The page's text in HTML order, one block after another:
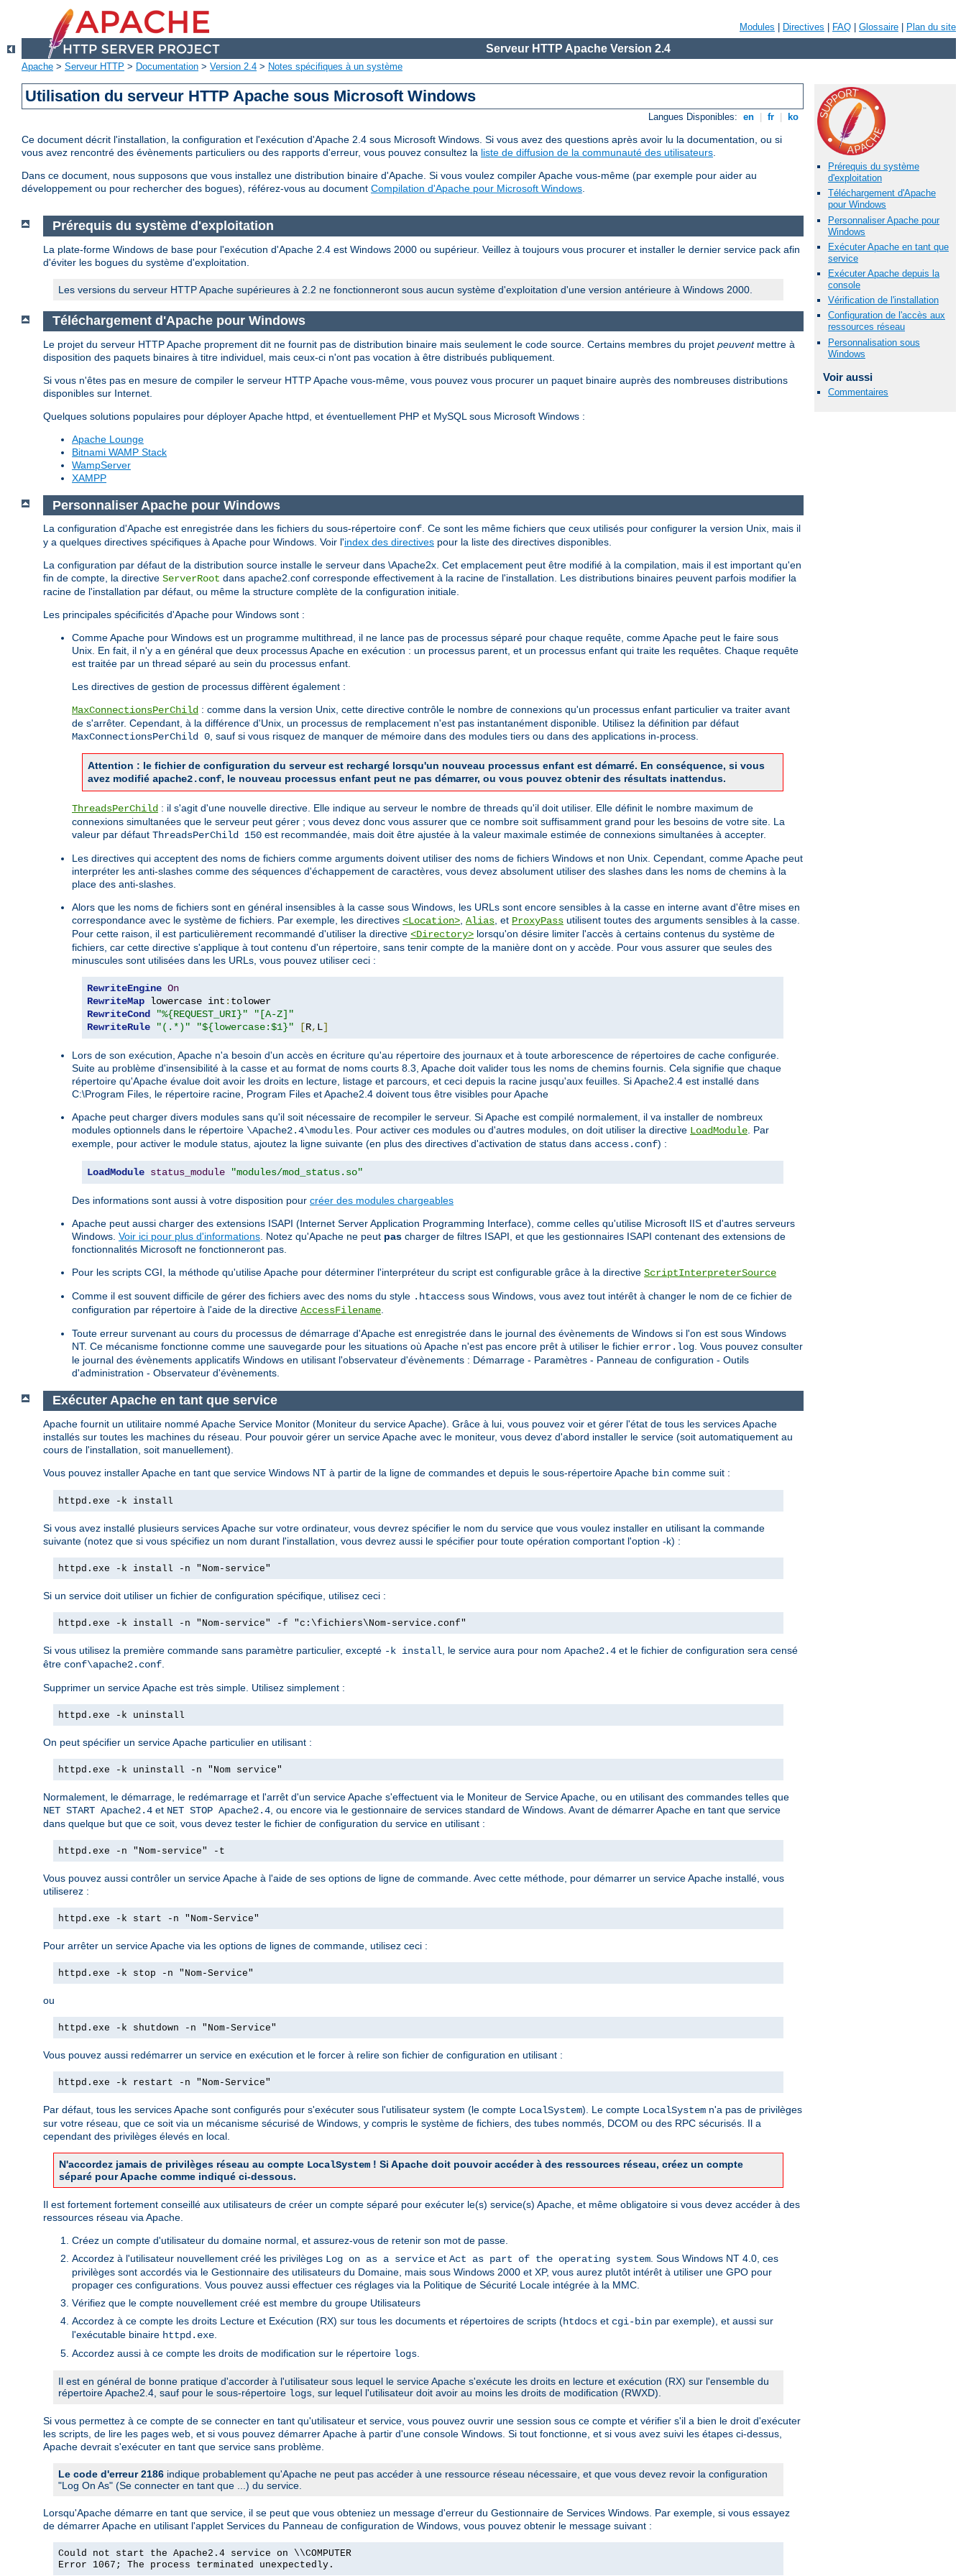
Modules Directives FAQ Glossaire Plan du site
Serveur HTTP Apache Version 2.4
Apache > Serveur HTTP > Documentation > Version 2.4 > Notes spécifiques à un système
Utilisation du serveur HTTP Apache sous Microsoft Windows
Langues Disponibles: en fr ko
Ce document décrit l'installation, la configuration et l'exécution d'Apache 2.4 sous Microsoft Windows. Si vous avez des questions après avoir lu la documentation, ou si
vous avez rencontré des évènements particuliers ou des rapports d'erreur, vous pouvez consultez la liste de diffusion de la communauté des utilisateurs.
Dans ce document, nous supposons que vous installez une distribution binaire d'Apache. Si vous voulez compiler Apache vous-même (par exemple pour aider au
développement ou pour rechercher des bogues), référez-vous au document Compilation d'Apache pour Microsoft Windows.
Prérequis du système
d'exploitation
Téléchargement d'Apache
pour Windows
Personnaliser Apache pour
Windows
Exécuter Apache en tant que
service
Exécuter Apache depuis la
console
Vérification de l'installation
Configuration de l'accès aux
ressources réseau
Personnalisation sous
Windows
Voir aussi
Commentaires
Prérequis du système d'exploitation
La plate-forme Windows de base pour l'exécution d'Apache 2.4 est Windows 2000 ou supérieur. Veillez à toujours vous procurer et installer le dernier service pack afin
d'éviter les bogues du système d'exploitation.
Les versions du serveur HTTP Apache supérieures à 2.2 ne fonctionneront sous aucun système d'exploitation d'une version antérieure à Windows 2000.
Téléchargement d'Apache pour Windows
Le projet du serveur HTTP Apache proprement dit ne fournit pas de distribution binaire mais seulement le code source. Certains membres du projet peuventmettre à
disposition des paquets binaires à titre individuel, mais ceux-ci n'ont pas vocation à être distribués publiquement.
Si vous n'êtes pas en mesure de compiler le serveur HTTP Apache vous-même, vous pouvez vous procurer un paquet binaire auprès des nombreuses distributions
disponibles sur Internet.
Quelques solutions populaires pour déployer Apache httpd, et éventuellement PHP et MySQL sous Microsoft Windows :
Apache Lounge
Bitnami WAMP Stack
WampServer
XAMPP
Personnaliser Apache pour Windows
La configuration d'Apache est enregistrée dans les fichiers du sous-répertoire conf. Ce sont les même fichiers que ceux utilisés pour configurer la version Unix, mais il
y a quelques directives spécifiques à Apache pour Windows. Voir l'index des directives pour la liste des directives disponibles.
La configuration par défaut de la distribution source installe le serveur dans \Apache2x. Cet emplacement peut être modifié à la compilation, mais il est important qu'en
fin de compte, la directive ServerRoot dans apache2.conf corresponde effectivement à la racine de l'installation. Les distributions binaires peuvent parfois modifier la
racine de l'installation par défaut, ou même la structure complète de la configuration initiale.
Les principales spécificités d'Apache pour Windows sont :
Comme Apache pour Windows est un programme multithread, il ne lance pas de processus séparé pour chaque requête, comme Apache peut le faire sous
Unix. En fait, il n'y a en général que deux processus Apache en exécution : un processus parent, et un processus enfant qui traite les requêtes. Chaque requête
est traitée par un thread séparé au sein du processus enfant.
Les directives de gestion de processus diffèrent également :
MaxConnectionsPerChild : comme dans la version Unix, cette directive contrôle le nombre de connexions qu'un processus enfant particulier va traiter avant
de s'arrêter. Cependant, à la différence d'Unix, un processus de remplacement n'est pas instantanément disponible. Utilisez la définition par défaut
MaxConnectionsPerChild 0, sauf si vous risquez de manquer de mémoire dans des modules tiers ou dans des applications in-process.
Attention : le fichier de configuration du serveur est rechargé lorsqu'un nouveau processus enfant est démarré. En conséquence, si vous
avez modifié apache2.conf, le nouveau processus enfant peut ne pas démarrer, ou vous pouvez obtenir des résultats inattendus.
ThreadsPerChild : il s'agit d'une nouvelle directive. Elle indique au serveur le nombre de threads qu'il doit utiliser. Elle définit le nombre maximum de
connexions simultanées que le serveur peut gérer ; vous devez donc vous assurer que ce nombre soit suffisamment grand pour les besoins de votre site. La
valeur par défaut ThreadsPerChild 150 est recommandée, mais doit être ajustée à la valeur maximale estimée de connexions simultanées à accepter.
Les directives qui acceptent des noms de fichiers comme arguments doivent utiliser des noms de fichiers Windows et non Unix. Cependant, comme Apache peut
interpréter les anti-slashes comme des séquences d'échappement de caractères, vous devez absolument utiliser des slashes dans les noms de chemins à la
place des anti-slashes.
Alors que les noms de fichiers sont en général insensibles à la casse sous Windows, les URLs sont encore sensibles à la casse en interne avant d'être mises en
correspondance avec le système de fichiers. Par exemple, les directives <Location>, Alias, et ProxyPass utilisent toutes des arguments sensibles à la casse.
Pour cette raison, il est particulièrement recommandé d'utiliser la directive <Directory> lorsqu'on désire limiter l'accès à certains contenus du système de
fichiers, car cette directive s'applique à tout contenu d'un répertoire, sans tenir compte de la manière dont on y accède. Pour vous assurer que seules des
minuscules sont utilisées dans les URLs, vous pouvez utiliser ceci :
RewriteEngine On
RewriteMap lowercase int :
RewriteCond
"%{REQUEST_URI}"
"[A-Z]"
RewriteRule
"(.*)" "${lowercase:$1}" [R, L]
Lors de son exécution, Apache n'a besoin d'un accès en écriture qu'au répertoire des journaux et à toute arborescence de répertoires de cache configurée.
Suite au problème d'insensibilité à la casse et au format de noms courts 8.3, Apache doit valider tous les noms de chemins fournis. Cela signifie que chaque
répertoire qu'Apache évalue doit avoir les droits en lecture, listage et parcours, et ceci depuis la racine jusqu'aux feuilles. Si Apache2.4 est installé dans
C:\Program Files, le répertoire racine, Program Files et Apache2.4 doivent tous être visibles pour Apache
Apache peut charger divers modules sans qu'il soit nécessaire de recompiler le serveur. Si Apache est compilé normalement, il va installer de nombreux
modules optionnels dans le répertoire \Apache2.4\modules. Pour activer ces modules ou d'autres modules, on doit utiliser la directive LoadModule. Par
exemple, pour activer le module status, ajoutez la ligne suivante (en plus des directives d'activation de status dans access.conf) :
LoadModule status_module "modules/mod_status.so"
Des informations sont aussi à votre disposition pour créer des modules chargeables
Apache peut aussi charger des extensions ISAPI (Internet Server Application Programming Interface), comme celles qu'utilise Microsoft IIS et d'autres serveurs
Windows. Voir ici pour plus d'informations. Notez qu'Apache ne peut pas charger de filtres ISAPI, et que les gestionnaires ISAPI contenant des extensions de
fonctionnalités Microsoft ne fonctionneront pas.
Pour les scripts CGI, la méthode qu'utilise Apache pour déterminer l'interpréteur du script est configurable grâce à la directive ScriptInterpreterSource
Comme il est souvent difficile de gérer des fichiers avec des noms du style .htaccess sous Windows, vous avez tout intérêt à changer le nom de ce fichier de
configuration par répertoire à l'aide de la directive AccessFilename.
Toute erreur survenant au cours du processus de démarrage d'Apache est enregistrée dans le journal des évènements de Windows si l'on est sous Windows
NT. Ce mécanisme fonctionne comme une sauvegarde pour les situations où Apache n'est pas encore prêt à utiliser le fichier error.log. Vous pouvez consulter
le journal des évènements applicatifs Windows en utilisant l'observateur d'évènements : Démarrage - Paramètres - Panneau de configuration - Outils
d'administration - Observateur d'évènements.
Exécuter Apache en tant que service
Apache fournit un utilitaire nommé Apache Service Monitor (Moniteur du service Apache). Grâce à lui, vous pouvez voir et gérer l'état de tous les services Apache
installés sur toutes les machines du réseau. Pour pouvoir gérer un service Apache avec le moniteur, vous devez d'abord installer le service (soit automatiquement au
cours de l'installation, soit manuellement).
Vous pouvez installer Apache en tant que service Windows NT à partir de la ligne de commandes et depuis le sous-répertoire Apache bin comme suit :
httpd.exe -k install
Si vous avez installé plusieurs services Apache sur votre ordinateur, vous devrez spécifier le nom du service que vous voulez installer en utilisant la commande
suivante (notez que si vous spécifiez un nom durant l'installation, vous devrez aussi le spécifier pour toute opération comportant l'option -k) :
httpd.exe -k install -n "Nom-service"
Si un service doit utiliser un fichier de configuration spécifique, utilisez ceci :
httpd.exe -k install -n "Nom-service" -f "c:\fichiers\Nom-service.conf"
Si vous utilisez la première commande sans paramètre particulier, excepté -k install , le service aura pour nom Apache2.4 et le fichier de configuration sera censé
être conf\apache2.conf
Supprimer un service Apache est très simple. Utilisez simplement :
httpd.exe -k uninstall
On peut spécifier un service Apache particulier en utilisant :
httpd.exe -k uninstall -n "Nom service"
Normalement, le démarrage, le redémarrage et l'arrêt d'un service Apache s'effectuent via le Moniteur de Service Apache, ou en utilisant des commandes telles que
NET START Apache2.4 et NET STOP Apache2.4 , ou encore via le gestionnaire de services standard de Windows. Avant de démarrer Apache en tant que service
dans quelque but que ce soit, vous devez tester le fichier de configuration du service en utilisant :
httpd.exe -n "Nom-service" -t
Vous pouvez aussi contrôler un service Apache à l'aide de ses options de ligne de commande. Avec cette méthode, pour démarrer un service Apache installé, vous
utiliserez :
httpd.exe -k start -n "Nom-Service"
Pour arrêter un service Apache via les options de lignes de commande, utilisez ceci :
httpd.exe -k stop -n "Nom-Service"
ou
httpd.exe -k shutdown -n "Nom-Service"
Vous pouvez aussi redémarrer un service en exécution et le forcer à relire son fichier de configuration en utilisant :
httpd.exe -k restart -n "Nom-Service"
Par défaut, tous les services Apache sont configurés pour s'exécuter sous l'utilisateur system (le compte LocalSystem). Le compte LocalSystem n'a pas de privilèges
sur votre réseau, que ce soit via un mécanisme sécurisé de Windows, y compris le système de fichiers, des tubes nommés, DCOM ou des RPC sécurisés. Il a
cependant des privilèges élevés en local.
N'accordez jamais de privilèges réseau au compte LocalSystem ! Si Apache doit pouvoir accéder à des ressources réseau, créez un compte
séparé pour Apache comme indiqué ci-dessous.
Il est fortement fortement conseillé aux utilisateurs de créer un compte séparé pour exécuter le(s) service(s) Apache, et même obligatoire si vous devez accéder à des
ressources réseau via Apache.
Créez un compte d'utilisateur du domaine normal, et assurez-vous de retenir son mot de passe.
Accordez à l'utilisateur nouvellement créé les privilèges Log on as a service et Act as part of the operating system . Sous Windows NT 4.0, ces
privilèges sont accordés via le Gestionnaire des utilisateurs du Domaine, mais sous Windows 2000 et XP, vous aurez plutôt intérêt à utiliser une GPO pour
propager ces configurations. Vous pouvez aussi effectuer ces réglages via la Politique de Sécurité Locale intégrée à la MMC.
Vérifiez que le compte nouvellement créé est membre du groupe Utilisateurs
Accordez à ce compte les droits Lecture et Exécution (RX) sur tous les documents et répertoires de scripts (htdocs et cgi-bin par exemple), et aussi sur
l'exécutable binaire httpd.exe
Accordez aussi à ce compte les droits de modification sur le répertoire logs
Il est en général de bonne pratique d'accorder à l'utilisateur sous lequel le service Apache s'exécute les droits en lecture et exécution (RX) sur l'ensemble du
répertoire Apache2.4, sauf pour le sous-répertoire logs , sur lequel l'utilisateur doit avoir au moins les droits de modification (RWXD).
Si vous permettez à ce compte de se connecter en tant qu'utilisateur et service, vous pouvez ouvrir une session sous ce compte et vérifier s'il a bien le droit d'exécuter
les scripts, de lire les pages web, et si vous pouvez démarrer Apache à partir d'une console Windows. Si tout fonctionne, et si vous avez suivi les étapes ci-dessus,
Apache devrait s'exécuter en tant que service sans problème.
Le code d'erreur 2186 indique probablement qu'Apache ne peut pas accéder à une ressource réseau nécessaire, et que vous devez revoir la configuration
"Log On As" (Se connecter en tant que ...) du service.
Lorsqu'Apache démarre en tant que service, il se peut que vous obteniez un message d'erreur du Gestionnaire de Services Windows. Par exemple, si vous essayez
de démarrer Apache en utilisant l'applet Services du Panneau de configuration de Windows, vous pouvez obtenir le message suivant :
Could not start the Apache2.4 service on \\COMPUTER
Error 1067; The process terminated unexpectedly.